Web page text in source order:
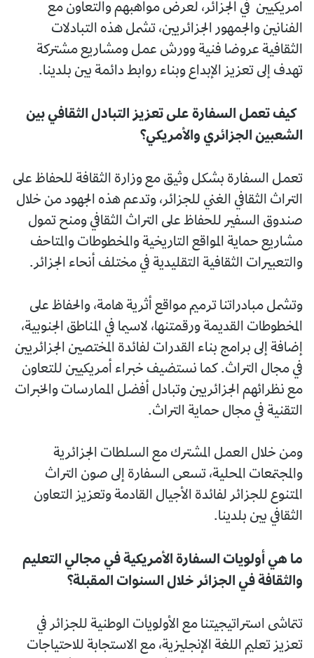
أمريكيين في الجزائر، لعرض مواهبهم والتعاون مع
الفنانين والجمهور الجزائريين، تشمل هذه التبادلات
الثقافية عروضا فنية وورش عمل ومشاريع مشتركة
تهدف إلى تعزيز الإبداع وبناء روابط دائمة بين بلدينا.
كيف تعمل السفارة على تعزيز التبادل الثقافي بين
الشعبين الجزائري والأمريكي؟
تعمل السفارة بشكل وثيق مع وزارة الثقافة للحفاظ على
التراث الثقافي الغني للجزائر، وتدعم هذه الجهود من خلال
صندوق السفير للحفاظ على التراث الثقافي ومنح تمول
مشاريع حماية المواقع التاريخية والمخطوطات والمتاحف
والتعبيرات الثقافية التقليدية في مختلف أنحاء الجزائر.
وتشمل مبادراتنا ترميم مواقع أثرية هامة، والحفاظ على
المخطوطات القديمة ورقمتنها، لاسيما في المناطق الجنوبية،
إضافة إلى برامج بناء القدرات لفائدة المختصين الجزائريين
في مجال التراث. كما نستضيف خبراء أمريكيين للتعاون
مع نظرائهم الجزائريين وتبادل أفضل الممارسات والخبرات
التقنية في مجال حماية التراث.
ومن خلال العمل المشترك مع السلطات الجزائرية
والمجتمعات المحلية، تسعى السفارة إلى صون التراث
المتنوع للجزائر لفائدة الأجيال القادمة وتعزيز التعاون
الثقافي بين بلدينا.
ما هي أولويات السفارة الأمريكية في مجالي التعليم
والثقافة في الجزائر خلال السنوات المقبلة؟
تتماشى استراتيجيتنا مع الأولويات الوطنية للجزائر في
تعزيز تعليم اللغة الإنجليزية، مع الاستجابة للاحتياجات